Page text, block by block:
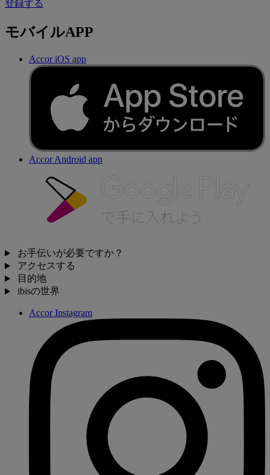
登録する
モバイルAPP
Accor iOS app
Accor Android app
お手伝いが必要ですか？
アクセスする
目的地
ibisの世界
Accor Instagram